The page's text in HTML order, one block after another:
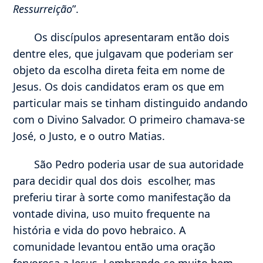
Ressurreição”.
Os discípulos apresentaram então dois
dentre eles, que julgavam que poderiam ser
objeto da escolha direta feita em nome de
Jesus. Os dois candidatos eram os que em
particular mais se tinham distinguido andando
com o Divino Salvador. O primeiro chamava-se
José, o Justo, e o outro Matias.
São Pedro poderia usar de sua autoridade
para decidir qual dos dois escolher, mas
preferiu tirar à sorte como manifestação da
vontade divina, uso muito frequente na
história e vida do povo hebraico. A
comunidade levantou então uma oração